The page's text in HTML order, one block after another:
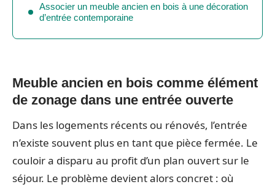
Associer un meuble ancien en bois à une décoration
d’entrée contemporaine
Meuble ancien en bois comme élément
de zonage dans une entrée ouverte
Dans les logements récents ou rénovés, l’entrée
n’existe souvent plus en tant que pièce fermée. Le
couloir a disparu au profit d’un plan ouvert sur le
séjour. Le problème devient alors concret : où